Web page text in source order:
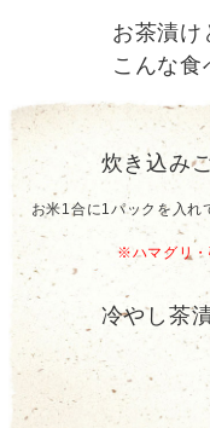
お茶漬け
こんな食
炊き込み
お米1合に1パックを入れ
※ハマグリ・
冷やし茶